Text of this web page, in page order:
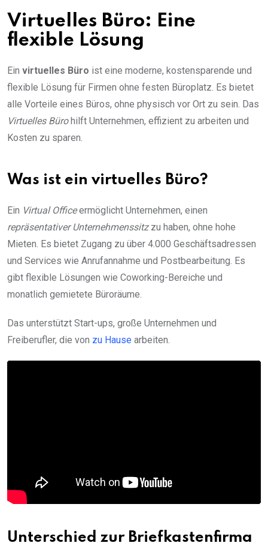
Virtuelles Büro: Eine
flexible Lösung
Ein virtuelles Büro ist eine moderne, kostensparende und
flexible Lösung für Firmen ohne festen Büroplatz. Es bietet
alle Vorteile eines Büros, ohne physisch vor Ort zu sein. Das
Virtuelles Bürohilft Unternehmen, effizient zu arbeiten und
Kosten zu sparen.
Was ist ein virtuelles Büro?
Ein Virtual Officeermöglicht Unternehmen, einen
repräsentativer Unternehmenssitzzu haben, ohne hohe
Mieten. Es bietet Zugang zu über 4.000 Geschäftsadressen
und Services wie Anrufannahme und Postbearbeitung. Es
gibt flexible Lösungen wie Coworking-Bereiche und
monatlich gemietete Büroräume.
Das unterstützt Start-ups, große Unternehmen und
Freiberufler, die von zu Hause arbeiten.
Unterschied zur Briefkastenfirma